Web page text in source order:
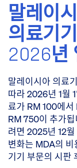
말레이
의료기
2026년
말레이시아 의료
따라 2026년 1월
료가 RM 100에
RM 750이 추가
려면 2025년 12
변화는 MDA의
기기 부문의 시판